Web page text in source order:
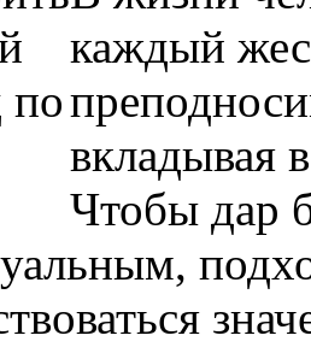
каждый
вкладывая
Чтобы дар